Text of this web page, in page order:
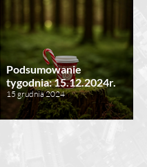
Podsumowanie
tygodnia: 15.12.2024r.
15 grudnia 2024